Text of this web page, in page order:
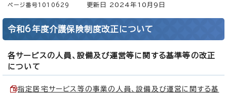
ページ番号1010629 更新日 2024年10月9日
令和6年度介護保険制度改正について
各サービスの人員、設備及び運営等に関する基準等の改正
について
指定居宅サービス等の事業の人員、設備及び運営に関する基